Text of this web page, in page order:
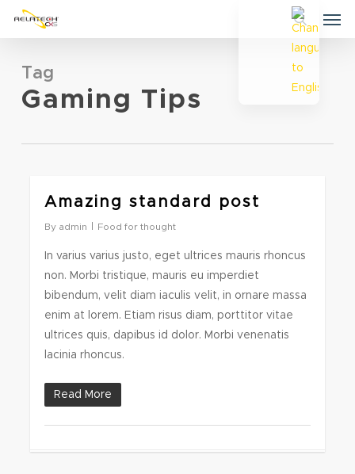
content
search
Tag
Gaming Tips
Amazing standard post
By admin Food for thought
In varius varius justo, eget ultrices mauris rhoncus
non. Morbi tristique, mauris eu imperdiet
bibendum, velit diam iaculis velit, in ornare massa
enim at lorem. Etiam risus diam, porttitor vitae
ultrices quis, dapibus id dolor. Morbi venenatis
lacinia rhoncus.
Read More
2724